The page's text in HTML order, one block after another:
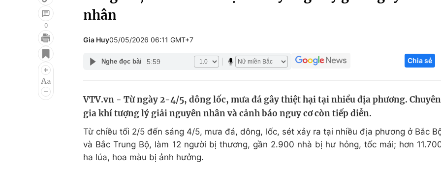
Điện ảnh
Âm nhạc
Du lịch
Chất lượng cuộc sống
Tuyển sinh
Hitech Công
Thị trường
0
nhân
Gia Huy05/05/2026 06:11 GMT+7
Nghe đọc bài 5:59 Chia sẻ
VTV.vn - Từ ngày 2-4/5, dông lốc, mưa đá gây thiệt hại tại nhiều địa phương. Chuyên
gia khí tượng lý giải nguyên nhân và cảnh báo nguy cơ còn tiếp diễn.
Từ chiều tối 2/5 đến sáng 4/5, mưa đá, dông, lốc, sét xảy ra tại nhiều địa phương ở Bắc
và Bắc Trung Bộ, làm 12 người bị thương, gần 2.900 nhà bị hư hỏng, tốc mái; hơn
ha lúa, hoa màu bị ảnh hưởng.